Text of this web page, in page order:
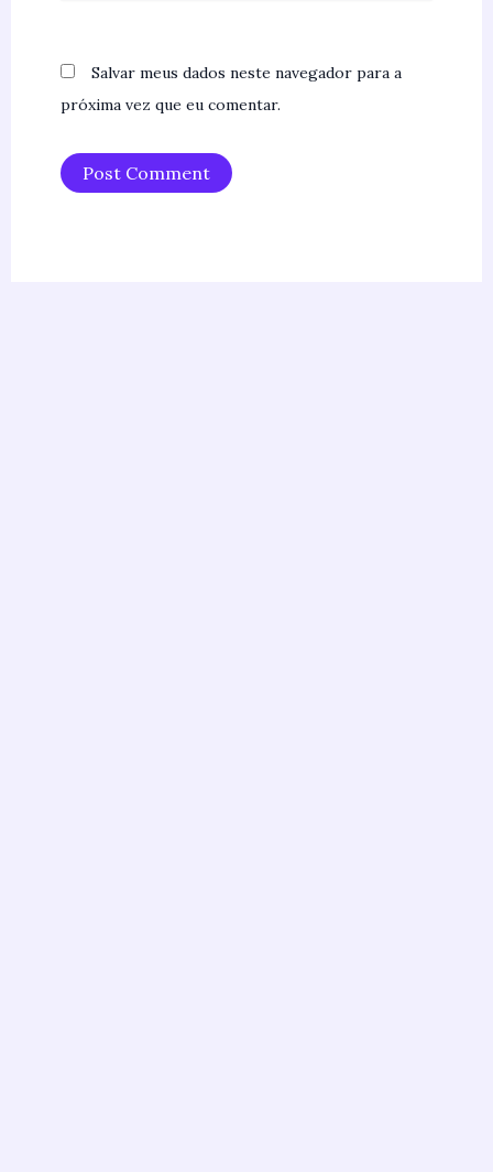
Salvar meus dados neste navegador para a
próxima vez que eu comentar.